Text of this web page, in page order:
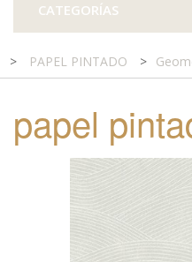
CATEGORÍAS
> PAPEL PINTADO >
papel